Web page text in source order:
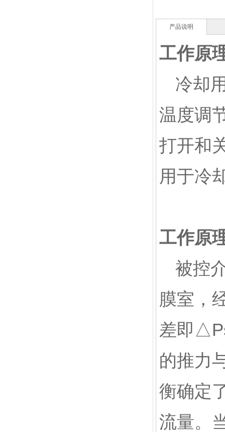
产品说明
工作原
冷却
温度调
打开和
用于冷
工作原
被控
膜室，
差即
的推力
衡确定
流量。